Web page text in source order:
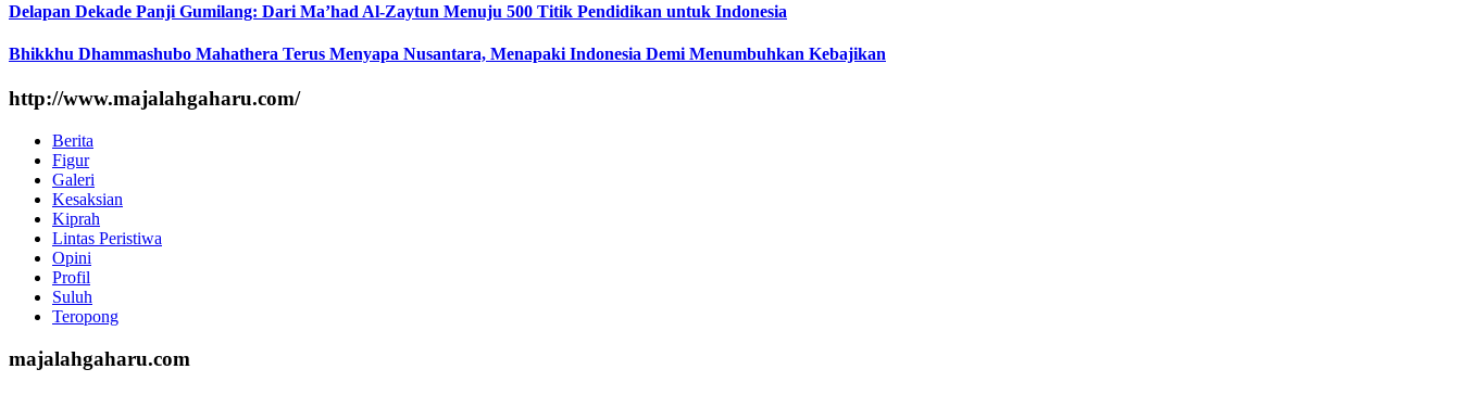
Delapan Dekade Panji Gumilang: Dari Ma’had Al-Zaytun Menuju 500 Titik Pendidikan untuk Indonesia
Bhikkhu Dhammashubo Mahathera Terus Menyapa Nusantara, Menapaki Indonesia Demi Menumbuhkan Kebajikan
http://www.majalahgaharu.com/
Berita
Figur
Galeri
Kesaksian
Kiprah
Lintas Peristiwa
Opini
Profil
Suluh
Teropong
majalahgaharu.com